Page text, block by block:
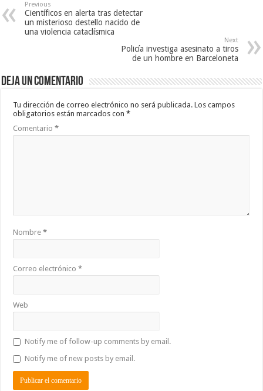
Previous
Científicos en alerta tras detectar
un misterioso destello nacido de
una violencia cataclísmica
Next
Policía investiga asesinato a tiros
de un hombre en Barceloneta
Deja un comentario
Tu dirección de correo electrónico no será publicada. Los campos
obligatorios están marcados con*
Comentario*
Nombre*
Correo electrónico*
Web
Notify me of follow-up comments by email.
Notify me of new posts by email.